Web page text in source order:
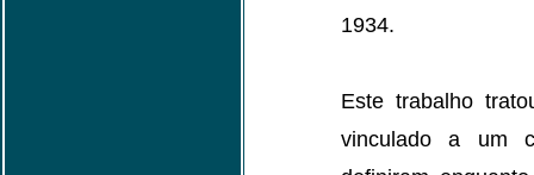
1934.
Este trabalho
vinculado a um